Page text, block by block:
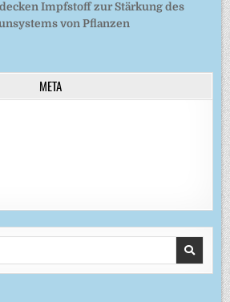
Impfstoff zur Stärkung des
von Pflanzen
META